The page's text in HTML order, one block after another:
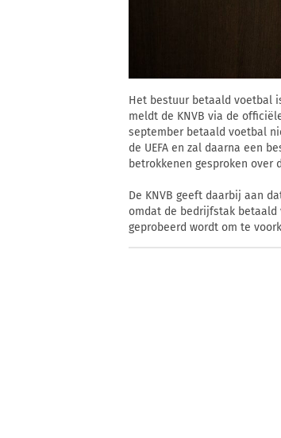
Het bestuur betaald voetbal
meldt de KNVB via de
september betaald voetbal
de UEFA en zal daarna een
betrokkenen gesproken
De KNVB geeft daarbij aan
omdat de bedrijfstak betaald
geprobeerd wordt om te